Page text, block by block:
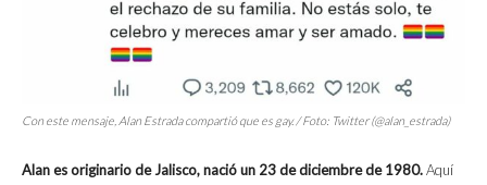
Con este mensaje, Alan Estrada compartió que es gay. / Foto: Twitter (@alan_estrada)
Alan es originario de Jalisco, nació un 23 de diciembre de 1980.Aquí